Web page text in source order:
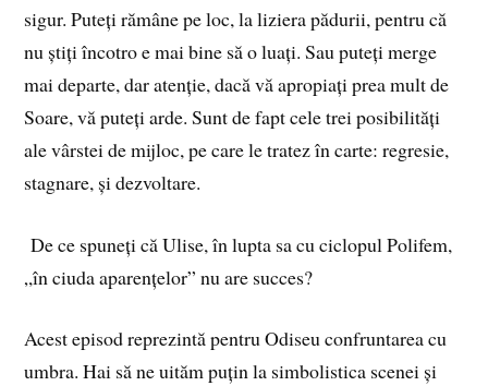
sigur. Puteți rămâne pe loc, la liziera pădurii, pentru că
nu știți încotro e mai bine să o luați. Sau puteți merge
mai departe, dar atenție, dacă vă apropiați prea mult de
Soare, vă puteți arde. Sunt de fapt cele trei posibilități
ale vârstei de mijloc, pe care le tratez în carte: regresie,
stagnare, și dezvoltare.
De ce spuneți că Ulise, în lupta sa cu ciclopul Polifem,
„în ciuda aparențelor” nu are succes?
Acest episod reprezintă pentru Odiseu confruntarea cu
umbra. Hai să ne uităm puțin la simbolistica scenei și